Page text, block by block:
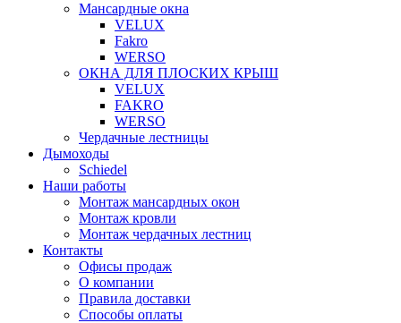
Мансардные окна
VELUX
Fakro
WERSO
ОКНА ДЛЯ ПЛОСКИХ КРЫШ
VELUX
FAKRO
WERSO
Чердачные лестницы
Дымоходы
Schiedel
Наши работы
Монтаж мансардных окон
Монтаж кровли
Монтаж чердачных лестниц
Контакты
Офисы продаж
О компании
Правила доставки
Способы оплаты